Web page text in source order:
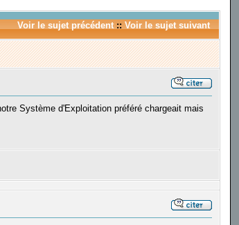
Voir le sujet précédent:: Voir le sujet suivant
Système d'Exploitation préféré chargeait mais